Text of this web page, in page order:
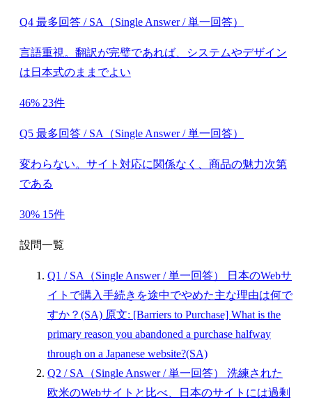
Q4 最多回答 / SA（Single Answer / 単一回答）
言語重視。翻訳が完璧であれば、システムやデザイン
は日本式のままでよい
46% 23件
Q5 最多回答 / SA（Single Answer / 単一回答）
変わらない。サイト対応に関係なく、商品の魅力次第
である
30% 15件
設問一覧
Q1 / SA（Single Answer / 単一回答）
日本のWebサ
イトで購入手続きを途中でやめた主な理由は何で
すか？(SA) 原文: [Barriers to Purchase] What is the
primary reason you abandoned a purchase halfway
through on a Japanese website?(SA)
Q2 / SA（Single Answer / 単一回答） 洗練された
欧米のWebサイトと比べ、日本のサイトには過剰